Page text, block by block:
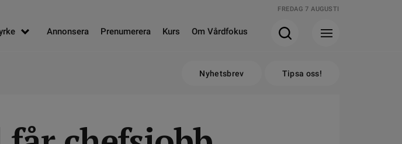
FREDAG 7 AUGUSTI
Annonsera Prenumerera Kurs Om Vårdfokus
Nyhetsbrev Tipsa oss!